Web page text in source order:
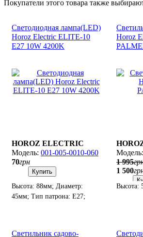
Покупатели этого товара также
Светодиодная лампа(LED)
Horoz Electric ELITE-10
E27 10W 4200K
HOROZ ELECTRIC
001-005-0010-060
70грн
Купить
Высота: 88мм; Диаметр:
45мм; Тип патрона: E27;
Horoz
1 995
1 500
Высота:
Светильник садово-